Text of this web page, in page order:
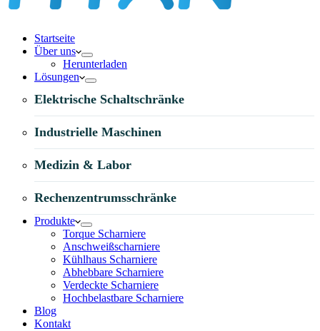
Startseite
Über uns
Herunterladen
Lösungen
Elektrische Schaltschränke
Industrielle Maschinen
Medizin & Labor
Rechenzentrumsschränke
Produkte
Torque Scharniere
Anschweißscharniere
Kühlhaus Scharniere
Abhebbare Scharniere
Verdeckte Scharniere
Hochbelastbare Scharniere
Blog
Kontakt